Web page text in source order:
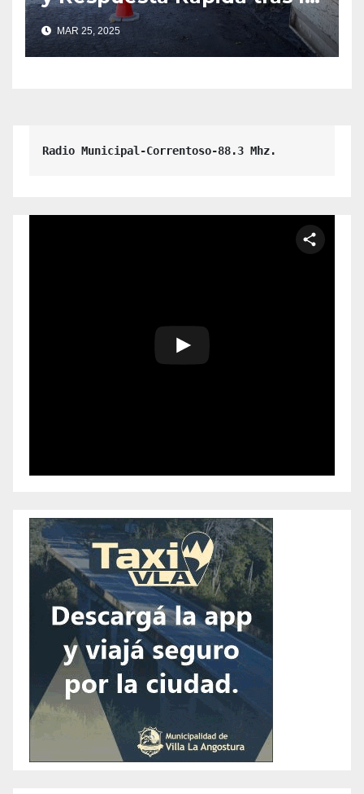
Caída de un Árbol en la
Escuela 341.
MAR 25, 2025
Radio Municipal-Correntoso-88.3 Mhz.